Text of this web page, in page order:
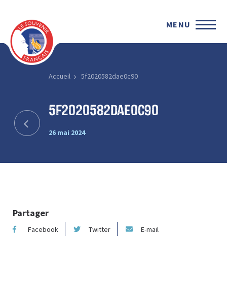
MENU
Accueil 5f2020582dae0c90
5f2020582dae0c90
26 mai 2024
Partager
Facebook Twitter E-mail